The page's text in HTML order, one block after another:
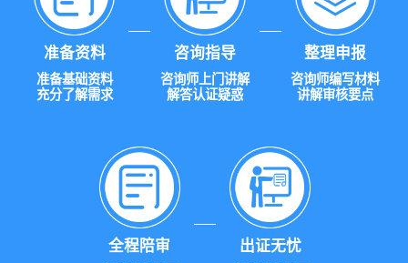
准备资料
准备基础资料
充分了解需求
咨询指导
咨询师上门讲解
解答认证疑惑
整理申报
咨询师编写材料
讲解审核要点
全程陪审 出证无忧